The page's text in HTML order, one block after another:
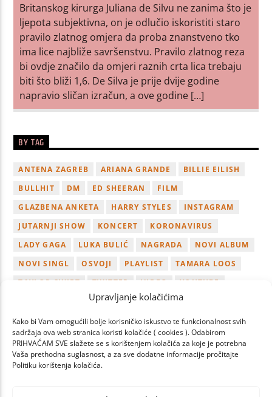
Upravljanje kolačićima
Kako bi Vam omogućili bolje korisničko iskustvo te funkcionalnost svih
sadržaja ova web stranica koristi kolačiće ( cookies ). Odabirom
PRIHVAĆAM SVE slažete se s korištenjem kolačića za koje je potrebna
Vaša prethodna suglasnost, a za sve dodatne informacije pročitajte
Politiku korištenja kolačića.
Britanskog kirurga Juliana de Silvu ne zanima što je
ljepota subjektivna, on je odlučio iskoristiti staro
pravilo zlatnog omjera da proba znanstveno tko
ima lice najbliže savršenstvu. Pravilo zlatnog reza
bi ovdje značilo da omjeri raznih crta lica trebaju
biti što bliži 1,6. De Silva je prije dvije godine
napravio sličan izračun, a ove godine […]
BY TAG
ANTENA ZAGREB ARIANA GRANDE
BILLIE EILISH
BULLHIT
DM ED SHEERAN
FILM
GLAZBENA ANKETA
HARRY STYLES
INSTAGRAM
JUTARNJI SHOW
KONCERT
KORONAVIRUS
LADY GAGA
LUKA BULIĆ NAGRADA
NOVI ALBUM
NOVI SINGL
OSVOJI PLAYLIST
TAMARA LOOS
TAYLOR SWIFT
TWITTER VIDEO
YOUTUBE